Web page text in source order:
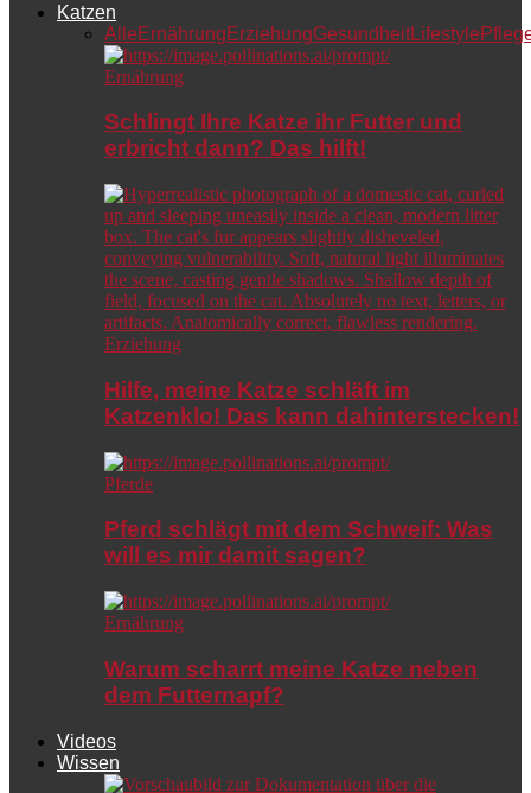
Katzen
Alle Ernährung ErziehungGesundheitLifestyle
Ernährung
Schlingt Ihre Katze ihr Futter und
erbricht dann? Das hilft!
Erziehung
Hilfe, meine Katze schläft im
Katzenklo! Das kann dahinterstecken!
Pferde
Pferd schlägt mit dem Schweif: Was
will es mir damit sagen?
Ernährung
Warum scharrt meine Katze neben
dem Futternapf?
Videos
Wissen